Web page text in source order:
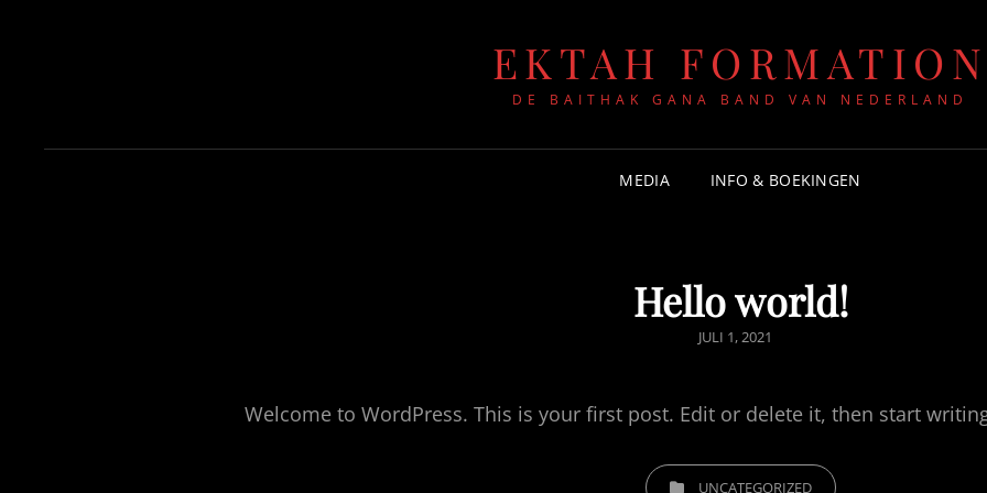
EKTAH
DE BAITHAK GANA BAND VAN NEDERLAND
MEDIA INFO & BOEKINGEN
Hello world!
GEPUBLICEERD
JULI 1, 2021
Welcome to WordPress. This is your first post. Edit or delete it, then start
CATEGORIEËNUNCATEGORIZED